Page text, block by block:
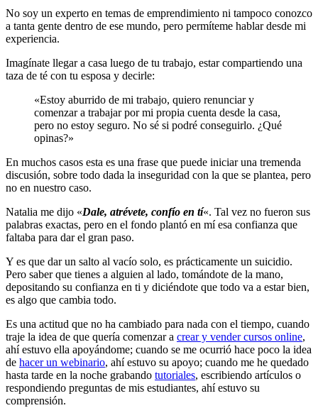
No soy un experto en temas de emprendimiento ni tampoco conozco
a tanta gente dentro de ese mundo, pero permíteme hablar desde mi
experiencia.
Imagínate llegar a casa luego de tu trabajo, estar compartiendo una
taza de té con tu esposa y decirle:
«Estoy aburrido de mi trabajo, quiero renunciar y
comenzar a trabajar por mi propia cuenta desde la casa,
pero no estoy seguro. No sé si podré conseguirlo. ¿Qué
opinas?»
En muchos casos esta es una frase que puede iniciar una tremenda
discusión, sobre todo dada la inseguridad con la que se plantea, pero
no en nuestro caso.
Natalia me dijo «Dale, atrévete, confío en tí«. Tal vez no fueron sus
palabras exactas, pero en el fondo plantó en mí esa confianza que
faltaba para dar el gran paso.
Y es que dar un salto al vacío solo, es prácticamente un suicidio.
Pero saber que tienes a alguien al lado, tomándote de la mano,
depositando su confianza en ti y diciéndote que todo va a estar bien,
es algo que cambia todo.
Es una actitud que no ha cambiado para nada con el tiempo, cuando
traje la idea de que quería comenzar a crear y vender cursos online,
ahí estuvo ella apoyándome; cuando se me ocurrió hace poco la idea
de hacer un webinario, ahí estuvo su apoyo; cuando me he quedado
hasta tarde en la noche grabando tutoriales, escribiendo artículos o
respondiendo preguntas de mis estudiantes, ahí estuvo su
comprensión.